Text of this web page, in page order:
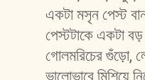
একটা মসৃন পেস্ট
পেস্টটাকে একটা বড়
গোলমরিচের গুঁড়ো,
ভালোভাবে মিশিয়ে